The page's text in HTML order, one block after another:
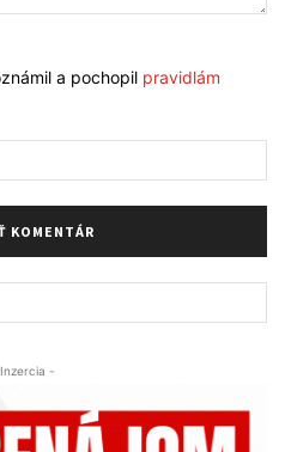
a pochopil pravidlám
-